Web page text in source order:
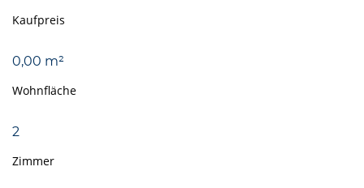
Kaufpreis
0,00 m²
Wohnfläche
2
Zimmer